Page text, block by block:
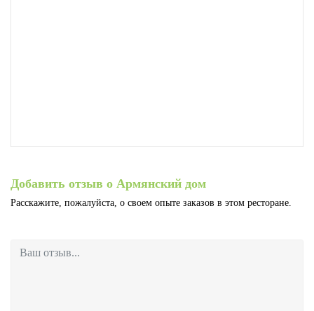
Добавить отзыв о Армянский дом
Расскажите, пожалуйста, о своем опыте заказов в этом ресторане.